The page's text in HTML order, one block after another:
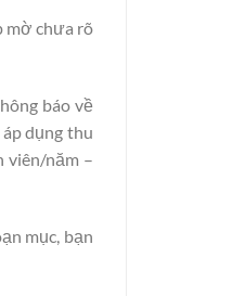
mờ chưa rõ
báo về
dụng thu
viên/năm –
mục, bạn